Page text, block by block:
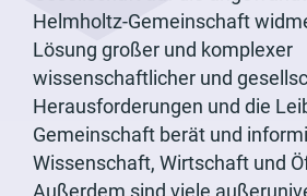
Helmholtz-Gemeinschaft
Lösung großer und komplexer
wissenschaftlicher und
Herausforderungen und die
Gemeinschaft berät und
Wissenschaft, Wirtschaft und
Außerdem sind viele